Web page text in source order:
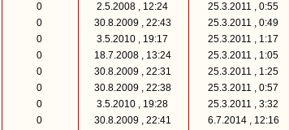
0 2.5.2008 , 12:24
25.3.2011 , 0:55
0 30.8.2009 , 22:43
25.3.2011 , 0:49
0 3.5.2010 , 19:17
25.3.2011 , 1:17
0 18.7.2008 , 13:24
25.3.2011 , 1:05
0 30.8.2009 , 22:31
25.3.2011 , 1:25
0 30.8.2009 , 22:38
25.3.2011 , 0:57
0 3.5.2010 , 19:28
25.3.2011 , 3:32
0 30.8.2009 , 22:41
6.7.2014 , 12:16